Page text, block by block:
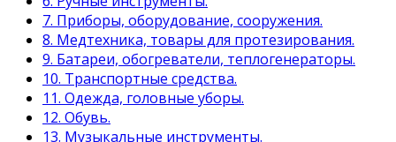
7. Приборы, оборудование, сооружения.
8. Медтехника, товары для протезирования.
9. Батареи, обогреватели, теплогенераторы.
10. Транспортные средства.
11. Одежда, головные уборы.
12. Обувь.
13. Музыкальные инструменты.